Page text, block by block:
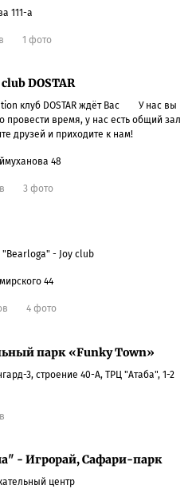
111-а
1 фото
DOSTAR
клуб DOSTAR ждёт Вас ⠀⠀ У нас вы
провести время, у нас есть общий зал
друзей и приходите к нам!
48
3 фото
- Joy club
44
4 фото
парк «Funky Town»
3, строение 40-А, ТРЦ "Атаба", 1-2
- Игрорай, Сафари-парк
центр